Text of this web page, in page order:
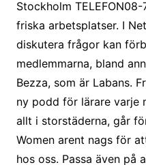
Stockholm
friska arbetsplatser. I
diskutera frågor kan
medlemmarna, bland
Bezza, som är Labans.
ny podd för lärare varje
allt i storstäderna, går
Women arent nags för
hos oss. Passa även på